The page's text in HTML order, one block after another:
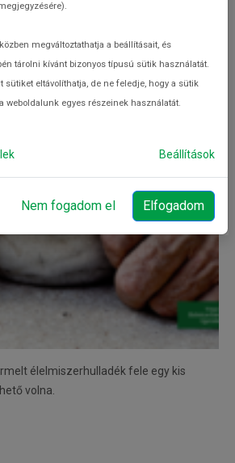
élelmiszerhulladék fele egy kis
volna.
megváltoztathatja a beállításait, és
tárolni kívánt bizonyos típusú sütik használatát.
sütiket eltávolíthatja, de ne feledje, hogy a sütik
weboldalunk egyes részeinek használatát.
Beállítások
Nem fogadom el Elfogadom